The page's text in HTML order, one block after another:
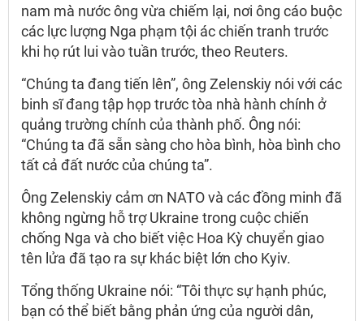
nam mà nước ông vừa chiếm lại, nơi ông cáo buộc
các lực lượng Nga phạm tội ác chiến tranh trước
khi họ rút lui vào tuần trước, theo Reuters.
“Chúng ta đang tiến lên”, ông Zelenskiy nói với các
binh sĩ đang tập họp trước tòa nhà hành chính ở
quảng trường chính của thành phố. Ông nói:
“Chúng ta đã sẵn sàng cho hòa bình, hòa bình cho
tất cả đất nước của chúng ta”.
Ông Zelenskiy cảm ơn NATO và các đồng minh đã
không ngừng hỗ trợ Ukraine trong cuộc chiến
chống Nga và cho biết việc Hoa Kỳ chuyển giao
tên lửa đã tạo ra sự khác biệt lớn cho Kyiv.
Tổng thống Ukraine nói: “Tôi thực sự hạnh phúc,
bạn có thể biết bằng phản ứng của người dân,